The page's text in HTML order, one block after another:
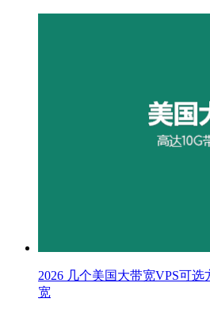
2026 几个美国大带宽VPS可
宽